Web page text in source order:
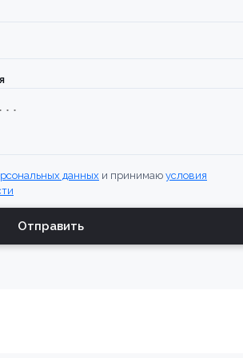
данных и принимаю условия
Отправить